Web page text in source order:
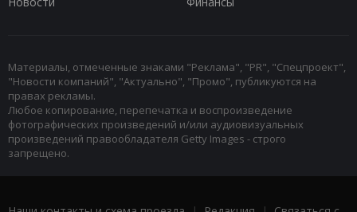
Материалы, отмеченные знаками "Реклама", "PR", "Спецпроект",
"Новости компаний", "Актуально", "Промо", публикуются на
правах рекламы.
Любое копирование, перепечатка и воспроизведение
фотографических произведений и/или аудиовизуальных
произведений правообладателя Getty Images - строго
запрещено.